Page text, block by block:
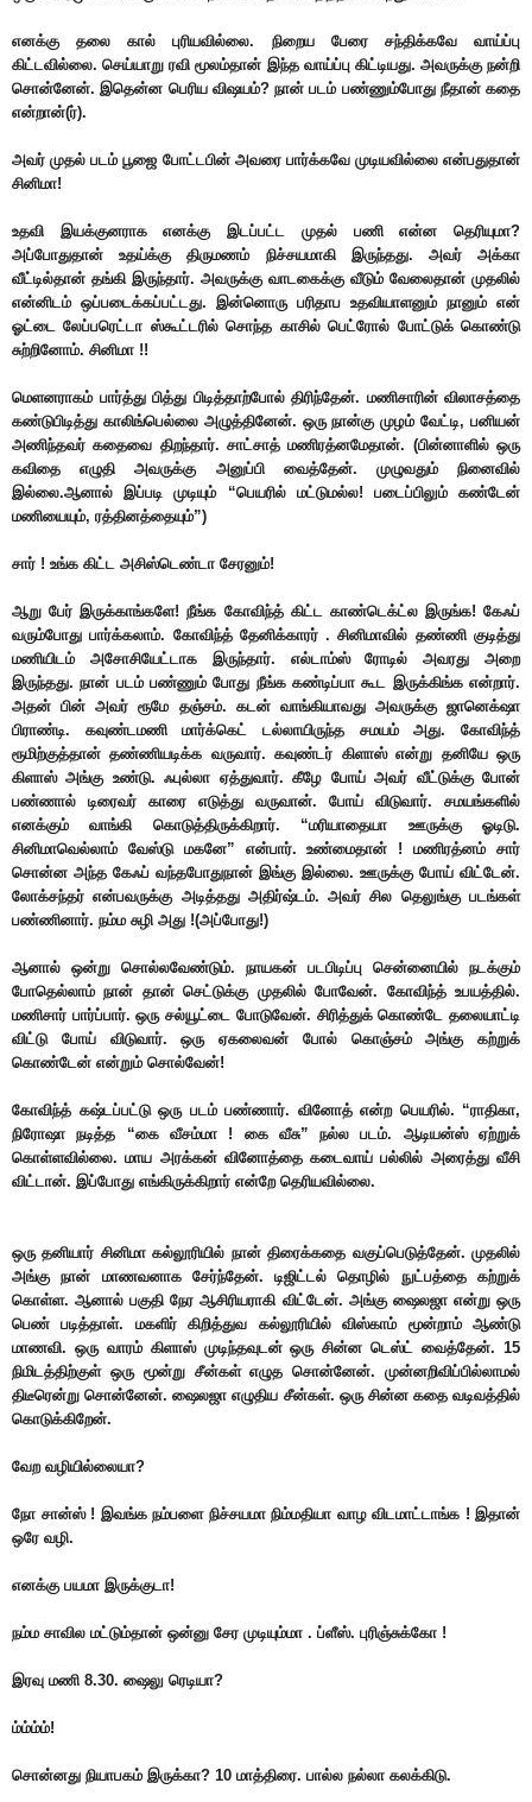
எனக்கு தலை கால் புரியவில்லை. நிறைய பேரை சந்திக்கவே வாய்ப்பு
கிட்டவில்லை. செய்யாறு ரவி மூலம்தான் இந்த வாய்ப்பு கிட்டியது. அவருக்கு நன்றி
சொன்னேன். இதென்ன பெரிய விஷயம்? நான் படம் பண்ணும்போது நீதான் கதை
என்றான்(ர்).
அவர் முதல் படம் பூஜை போட்டபின் அவரை பார்க்கவே முடியவில்லை என்பதுதான்
சினிமா!
உதவி இயக்குனராக எனக்கு இடப்பட்ட முதல் பணி என்ன தெரியுமா?
அப்போதுதான் உதய்க்கு திருமணம் நிச்சயமாகி இருந்தது. அவர் அக்கா
வீட்டில்தான் தங்கி இருந்தார். அவருக்கு வாடகைக்கு வீடும் வேலைதான் முதலில்
என்னிடம் ஒப்படைக்கப்பட்டது. இன்னொரு பரிதாப உதவியாளனும் நானும் என்
ஓட்டை லேப்பரெட்டா ஸ்கூட்டரில் சொந்த காசில் பெட்ரோல் போட்டுக் கொண்டு
சுற்றினோம். சினிமா !!
மெளனராகம் பார்த்து பித்து பிடித்தாற்போல் திரிந்தேன். மணிசாரின் விலாசத்தை
கண்டுபிடித்து காலிங்பெல்லை அழுத்தினேன். ஒரு நான்கு முழம் வேட்டி, பனியன்
அணிந்தவர் கதைவை திறந்தார். சாட்சாத் மணிரத்னமேதான். (பின்னாளில் ஒரு
கவிதை எழுதி அவருக்கு அனுப்பி வைத்தேன். முழுவதும் நினைவில்
இல்லை.ஆனால் இப்படி முடியும் “பெயரில் மட்டுமல்ல! படைப்பிலும் கண்டேன்
மணியையும், ரத்தினத்தையும்”)
சார் ! உங்க கிட்ட அசிஸ்டெண்டா சேரனும்!
ஆறு பேர் இருக்காங்களே! நீங்க கோவிந்த் கிட்ட காண்டெக்ட்ல இருங்க! கேஃப்
வரும்போது பார்க்கலாம். கோவிந்த் தேனிக்காரர் . சினிமாவில் தண்ணி குடித்து
மணியிடம் அசோசியேட்டாக இருந்தார். எல்டாம்ஸ் ரோடில் அவரது அறை
இருந்தது. நான் படம் பண்ணும் போது நீங்க கண்டிப்பா கூட இருக்கிங்க என்றார்.
அதன் பின் அவர் ரூமே தஞ்சம். கடன் வாங்கியாவது அவருக்கு ஜானெக்‌ஷா
பிராண்டி. கவுண்டமணி மார்க்கெட் டல்லாயிருந்த சமயம் அது. கோவிந்த்
ரூமிற்குத்தான் தண்ணியடிக்க வருவார். கவுண்டர் கிளாஸ் என்று தனியே ஒரு
கிளாஸ் அங்கு உண்டு. ஃபுல்லா ஏத்துவார். கீழே போய் அவர் வீட்டுக்கு போன்
பண்ணால் டிரைவர் காரை எடுத்து வருவான். போய் விடுவார். சமயங்களில்
எனக்கும் வாங்கி கொடுத்திருக்கிறார். “மரியாதையா ஊருக்கு ஓடிடு.
சினிமாவெல்லாம் வேஸ்டு மகனே” என்பார். உண்மைதான் ! மணிரத்னம் சார்
சொன்ன அந்த கேஃப் வந்தபோதுநான் இங்கு இல்லை. ஊருக்கு போய் விட்டேன்.
லோக்சந்தர் என்பவருக்கு அடித்தது அதிர்ஷ்டம். அவர் சில தெலுங்கு படங்கள்
பண்ணினார். நம்ம சுழி அது !(அப்போது!)
ஆனால் ஒன்று சொல்லவேண்டும். நாயகன் படபிடிப்பு சென்னையில் நடக்கும்
போதெல்லாம் நான் தான் செட்டுக்கு முதலில் போவேன். கோவிந்த் உபயத்தில்.
மணிசார் பார்ப்பார். ஒரு சல்யூட்டை போடுவேன். சிரித்துக் கொண்டே தலையாட்டி
விட்டு போய் விடுவார். ஒரு ஏகலைவன் போல் கொஞ்சம் அங்கு கற்றுக்
கொண்டேன் என்றும் சொல்வேன்!
கோவிந்த் கஷ்டப்பட்டு ஒரு படம் பண்ணார். வினோத் என்ற பெயரில். “ராதிகா,
நிரோஷா நடித்த “கை வீசம்மா ! கை வீசு” நல்ல படம். ஆடியன்ஸ் ஏற்றுக்
கொள்ளவில்லை. மாய அரக்கன் வினோத்தை கடைவாய் பல்லில் அரைத்து வீசி
விட்டான். இப்போது எங்கிருக்கிறார் என்றே தெரியவில்லை.
ஒரு தனியார் சினிமா கல்லூரியில் நான் திரைக்கதை வகுப்பெடுத்தேன். முதலில்
அங்கு நான் மாணவனாக சேர்ந்தேன். டிஜிட்டல் தொழில் நுட்பத்தை கற்றுக்
கொள்ள. ஆனால் பகுதி நேர ஆசிரியராகி விட்டேன். அங்கு ஷைலஜா என்று ஒரு
பெண் படித்தாள். மகளிர் கிறித்துவ கல்லூரியில் விஸ்காம் மூன்றாம் ஆண்டு
மாணவி. ஒரு வாரம் கிளாஸ் முடிந்தவுடன் ஒரு சின்ன டெஸ்ட் வைத்தேன். 15
நிமிடத்திற்குள் ஒரு மூன்று சீன்கள் எழுத சொன்னேன். முன்னறிவிப்பில்லாமல்
திடீரென்று சொன்னேன். ஷைலஜா எழுதிய சீன்கள். ஒரு சின்ன கதை வடிவத்தில்
கொடுக்கிறேன்.
வேற வழியில்லையா?
நோ சான்ஸ் ! இவங்க நம்பளை நிச்சயமா நிம்மதியா வாழ விடமாட்டாங்க ! இதான்
ஒரே வழி.
எனக்கு பயமா இருக்குடா!
நம்ம சாவில மட்டும்தான் ஒன்னு சேர முடியும்மா . ப்ளீஸ். புரிஞ்சுக்கோ !
இரவு மணி 8.30. ஷைலு ரெடியா?
ம்ம்ம்ம்!
சொன்னது நியாபகம் இருக்கா? 10 மாத்திரை. பால்ல நல்லா கலக்கிடு.